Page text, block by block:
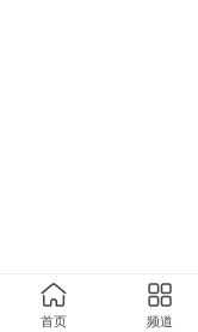
首页 频道